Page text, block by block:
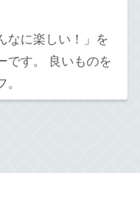
なに楽しい！」を
です。 良いものを